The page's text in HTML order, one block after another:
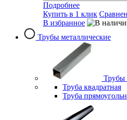
Подробнее
Купить в 1 клик
В избранное
Трубы металлические
Трубы
Труба квадратная
Труба